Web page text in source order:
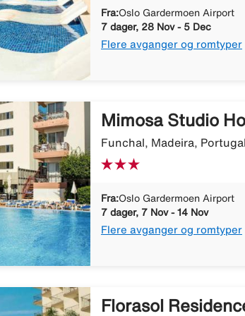
Fra:Oslo Gardermoen Airport
7 dager, 28 Nov - 5 Dec
Flere avganger og romtyper
Mimosa Studio
Funchal, Madeira,
Fra:Oslo Gardermoen Airport
7 dager, 7 Nov - 14 Nov
Flere avganger og romtyper
Florasol